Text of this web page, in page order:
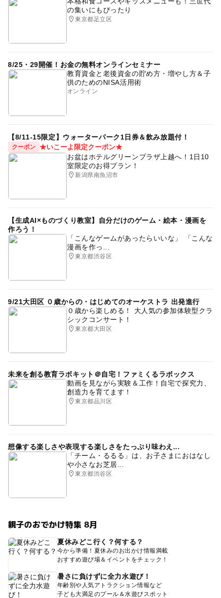
の集いにもぴったり
東京都足立区
8/25・29開催！お金の無料オンラインセミナー
教育資金と老後資金の貯め方・増やし方＆子
供のためのNISA活用術
オンライン
【8/11-15限定】ウォーターパーク1日券＆飲み放題付！
クーポン ★いこーよ限定クーポン★
お盆はホテルグリーンプラザ上越へ！1日10
室限定のお得プラン！
新潟県南魚沼市
【生成AI×ものづくり教室】自分だけのゲーム・絵本・漫画を
作ろう！
「こんなゲームがあったらいいな」 「こんな
漫画を作っ...
東京都渋谷区
9/21大田区 ０歳からの・はじめてのオーケストラ 出発進行
０歳から楽しめる！ 大人気の参加体験型クラ
シックコンサート！
東京都大田区
未来を創る教育ラボキット＠自宅！ファミくるラボックス
動画を見ながら実験＆工作！自宅で探究力、
創造力を育てます！
東京都品川区
想像する楽しさや表現する楽しさをたっぷり味わえ...
「チーム・るるる」は、お子さまにおはなし
や小さなお芝居...
東京都渋谷区
親子のおでかけ特集 8月
夏休みどこ行く？何する？
今から準備！夏休みのお出かけ情報満載
おすすめ遊び場＆イベントをチェック！
暑さに負けずに全力水遊び！
年齢別や人気アトラクション情報など
子ども大満足のプール＆水遊びスポット